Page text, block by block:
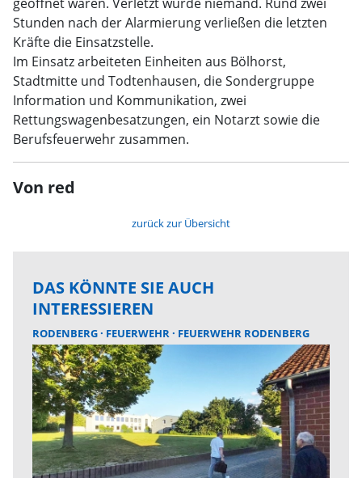
Stunden nach der Alarmierung verließen die letzten
Kräfte die Einsatzstelle.
Im Einsatz arbeiteten Einheiten aus Bölhorst,
Stadtmitte und Todtenhausen, die Sondergruppe
Information und Kommunikation, zwei
Rettungswagenbesatzungen, ein Notarzt sowie die
Berufsfeuerwehr zusammen.
Von red
zurück zur Übersicht
DAS KÖNNTE SIE AUCH
INTERESSIEREN
RODENBERG FEUERWEHR FEUERWEHR RODENBERG